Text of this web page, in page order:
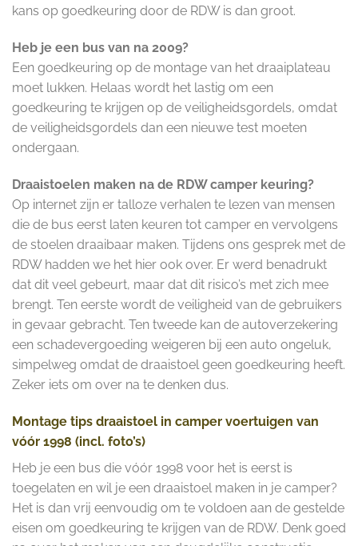
kans op goedkeuring door de RDW is dan groot.
Heb je een bus van na 2009?
Een goedkeuring op de montage van het draaiplateau
moet lukken. Helaas wordt het lastig om een
goedkeuring te krijgen op de veiligheidsgordels, omdat
de veiligheidsgordels dan een nieuwe test moeten
ondergaan.
Draaistoelen maken na de RDW camper keuring?
Op internet zijn er talloze verhalen te lezen van mensen
die de bus eerst laten keuren tot camper en vervolgens
de stoelen draaibaar maken. Tijdens ons gesprek met de
RDW hadden we het hier ook over. Er werd benadrukt
dat dit veel gebeurt, maar dat dit risico’s met zich mee
brengt. Ten eerste wordt de veiligheid van de gebruikers
in gevaar gebracht. Ten tweede kan de autoverzekering
een schadevergoeding weigeren bij een auto ongeluk,
simpelweg omdat de draaistoel geen goedkeuring heeft.
Zeker iets om over na te denken dus.
Montage tips draaistoel in camper voertuigen van
vóór 1998 (incl. foto’s)
Heb je een bus die vóór 1998 voor het is eerst is
toegelaten en wil je een draaistoel maken in je camper?
Het is dan vrij eenvoudig om te voldoen aan de gestelde
eisen om goedkeuring te krijgen van de RDW. Denk goed